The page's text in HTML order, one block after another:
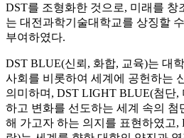
DST를 조형화한 것으로, 미래를 창
는 대전과학기술대학교를 상징할
부여하였다.
DST BLUE(신뢰, 화합, 교육)는 대
사회를 비롯하여 세계에 공헌하는
의미하며, DST LIGHT BLUE(첨단,
하고 변화를 선도하는 세계 속의 첨
해 가고자 하는 의지를 표현하였고,